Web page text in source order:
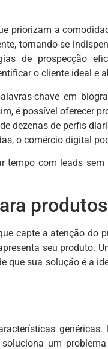
priorizam a
tornando-se
de prospecção
o cliente ideal e
chave em
é possível oferecer
dezenas de perfis
o comércio digital
tempo com leads
capte a atenção do
seu produto.
que sua solução é a
um